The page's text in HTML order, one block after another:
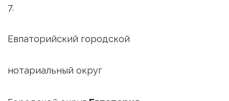
7.
Евпаторийский городской
нотариальный округ